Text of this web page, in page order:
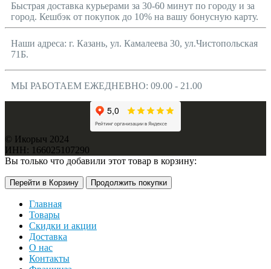
Быстрая доставка курьерами за 30-60 минут по городу и за
город. Кешбэк от покупок до 10% на вашу бонусную карту.
Наши адреса: г. Казань, ул. Камалеева 30, ул.Чистопольская
71Б.
МЫ РАБОТАЕМ ЕЖЕДНЕВНО: 09.00 - 21.00
© Икорыч 2024
ИНН: 166025107290
Вы только что добавили этот товар в корзину:
Перейти в Корзину Продолжить покупки
Главная
Товары
Скидки и акции
Доставка
О нас
Контакты